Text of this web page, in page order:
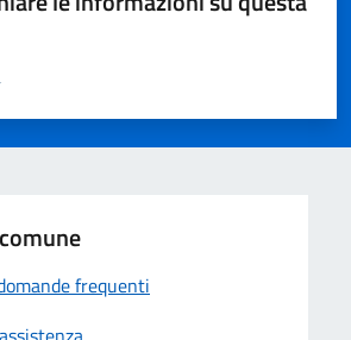
5 stelle su 5
stelle su 5
su 5
5
frequenti